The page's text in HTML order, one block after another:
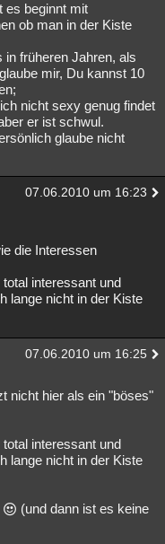
es beginnt mit
ob man in der Kiste
früheren Jahren, als
mir, Du kannst 10
nicht sexy genug findet
er ist schwul.
glaube nicht
07.06.2010 um 16:23
die Interessen
interessant und
lange nicht in der Kiste
07.06.2010 um 16:25
nicht hier als ein "böses"
interessant und
lange nicht in der Kiste
(und dann ist es keine